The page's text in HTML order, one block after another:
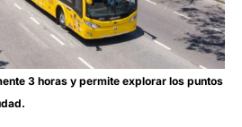
3 horas y permite explorar los puntos